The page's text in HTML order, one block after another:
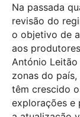
Na passada
revisão do
o objetivo de
aos
António Leitão
zonas do
têm crescido
explorações e